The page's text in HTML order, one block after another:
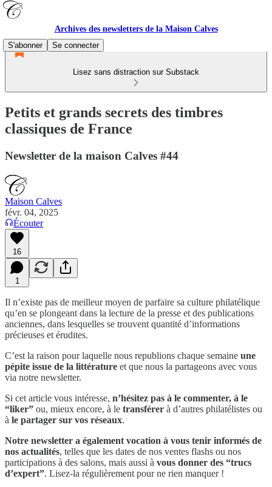
Archives des newsletters de la Maison Calves
S'abonner
Se connecter
Lisez sans distraction sur Substack
Petits et grands secrets des timbres
classiques de France
Newsletter de la maison Calves #44
Maison Calves
févr. 04, 2025
Écouter
16
1
Il n’existe pas de meilleur moyen de parfaire sa culture philatélique
qu’en se plongeant dans la lecture de la presse et des publications
anciennes, dans lesquelles se trouvent quantité d’informations
précieuses et érudites.
C’est la raison pour laquelle nous republions chaque semaine une
pépite issue de la littérature et que nous la partageons avec vous
via notre newsletter.
Si cet article vous intéresse, n’hésitez pas à le commenter, à le
“liker” ou, mieux encore, à le transférer à d’autres philatélistes ou
à le partager sur vos réseaux.
Notre newsletter a également vocation à vous tenir informés de
nos actualités, telles que les dates de nos ventes flashs ou nos
participations à des salons, mais aussi à vous donner des “trucs
d’expert”. Lisez-la régulièrement pour ne rien manquer !